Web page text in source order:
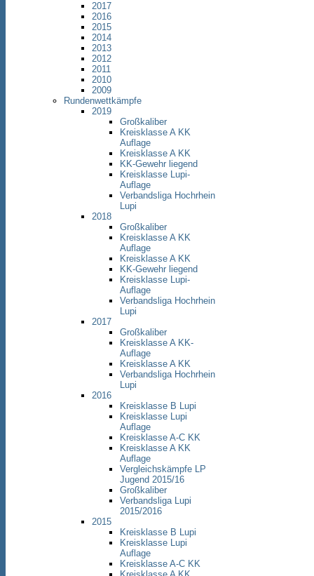
2017
2016
2015
2014
2013
2012
2011
2010
2009
Rundenwettkämpfe
2019
Großkaliber
Kreisklasse A KK
Auflage
Kreisklasse A KK
KK-Gewehr liegend
Kreisklasse Lupi-
Auflage
Verbandsliga Hochrhein
Lupi
2018
Großkaliber
Kreisklasse A KK
Auflage
Kreisklasse A KK
KK-Gewehr liegend
Kreisklasse Lupi-
Auflage
Verbandsliga Hochrhein
Lupi
2017
Großkaliber
Kreisklasse A KK-
Auflage
Kreisklasse A KK
Verbandsliga Hochrhein
Lupi
2016
Kreisklasse B Lupi
Kreisklasse Lupi
Auflage
Kreisklasse A-C KK
Kreisklasse A KK
Auflage
Vergleichskämpfe LP
Jugend 2015/16
Großkaliber
Verbandsliga Lupi
2015/2016
2015
Kreisklasse B Lupi
Kreisklasse Lupi
Auflage
Kreisklasse A-C KK